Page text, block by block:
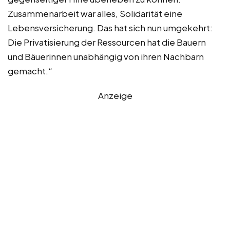
Zusammenarbeit war alles, Solidarität eine
Lebensversicherung. Das hat sich nun umgekehrt:
Die Privatisierung der Ressourcen hat die Bauern
und Bäuerinnen unabhängig von ihren Nachbarn
gemacht.“
Anzeige